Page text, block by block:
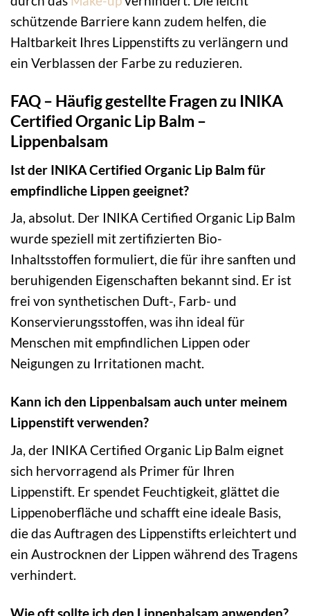
schützende Barriere kann zudem helfen, die
Haltbarkeit Ihres Lippenstifts zu verlängern und
ein Verblassen der Farbe zu reduzieren.
FAQ – Häufig gestellte Fragen zu INIKA
Certified Organic Lip Balm –
Lippenbalsam
Ist der INIKA Certified Organic Lip Balm für
empfindliche Lippen geeignet?
Ja, absolut. Der INIKA Certified Organic Lip Balm
wurde speziell mit zertifizierten Bio-
Inhaltsstoffen formuliert, die für ihre sanften und
beruhigenden Eigenschaften bekannt sind. Er ist
frei von synthetischen Duft-, Farb- und
Konservierungsstoffen, was ihn ideal für
Menschen mit empfindlichen Lippen oder
Neigungen zu Irritationen macht.
Kann ich den Lippenbalsam auch unter meinem
Lippenstift verwenden?
Ja, der INIKA Certified Organic Lip Balm eignet
sich hervorragend als Primer für Ihren
Lippenstift. Er spendet Feuchtigkeit, glättet die
Lippenoberfläche und schafft eine ideale Basis,
die das Auftragen des Lippenstifts erleichtert und
ein Austrocknen der Lippen während des Tragens
verhindert.
Wie oft sollte ich den Lippenbalsam anwenden?